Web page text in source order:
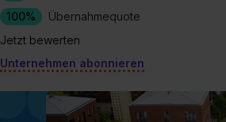
100%
Übernahmequote
Jetzt bewerten
Unternehmen abonnieren